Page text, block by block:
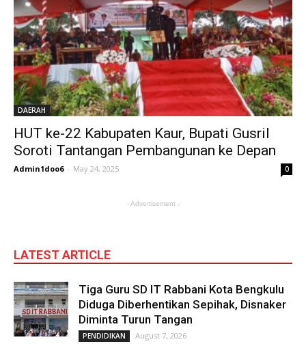
DAERAH
HUT ke-22 Kabupaten Kaur, Bupati Gusril
Soroti Tantangan Pembangunan ke Depan
Admin1doo6 - May 24, 2025 0
- Advertisement -
LATEST ARTICLE
Tiga Guru SD IT Rabbani Kota Bengkulu
Diduga Diberhentikan Sepihak, Disnaker
Diminta Turun Tangan
PENDIDIKAN August 7, 2026